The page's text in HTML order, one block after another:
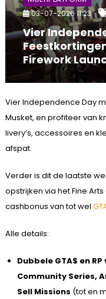
03-07-2026 11:23
Vier
Firework
Vier Independence Day
Musket, en profiteer van
livery’s, accessoires en
afspat.
Verder is dit de laatste
opstrijken via het Fine
cashbonus van tot wel
Alle details:
Dubbele GTA$ en
Community Series,
Sell Missions (tot en